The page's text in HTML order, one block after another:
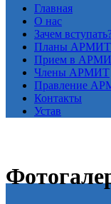
Главная
О нас
Зачем
Планы АРМИТ
Прием в
Члены АРМИТ
Правление
Контакты
Устав